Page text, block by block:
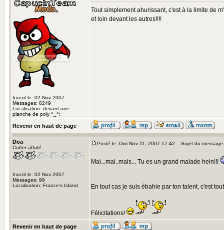
Inscrit le: 02 Nov 2007
Messages: 8249
Localisation: devant une
planche de poly ^_^;
Tout simplement ahurissant, c'est à la limite de
et loin devant les autres!!!!
Revenir en haut de page
Doa
Cutter affuté
Inscrit le: 02 Nov 2007
Messages: 99
Localisation: France's Island
Posté le: Dim Nov 11, 2007 17:42 Sujet du message:
Mai...mai..mais... Tu es un grand malade hein!!!
En tout cas je suis ébahie par ton talent, c'est
Félicitations!
Revenir en haut de page